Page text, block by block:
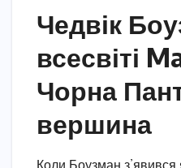
Чедвік
всесвіті
Чорна
вершина